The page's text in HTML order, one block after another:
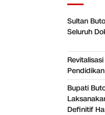
Sultan
Seluruh
Bupati
Definitif